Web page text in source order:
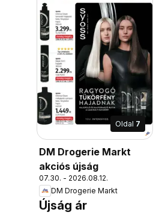
Oldal 7
DM Drogerie Markt
akciós újság
07.30. - 2026.08.12.
DM Drogerie Markt
Újság ár